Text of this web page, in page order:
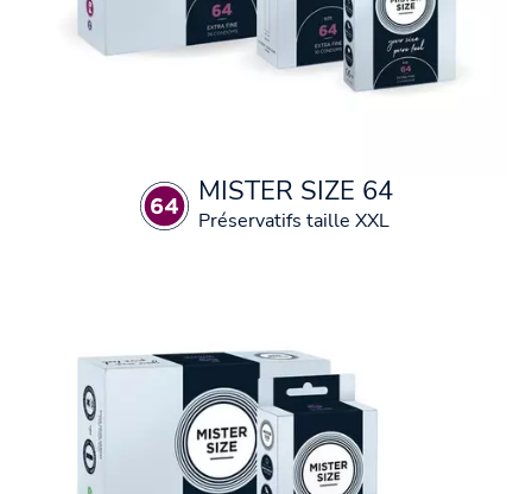
MISTER SIZE 64
Préservatifs taille XXL